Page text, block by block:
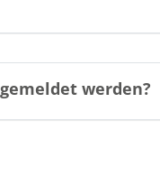
werden?